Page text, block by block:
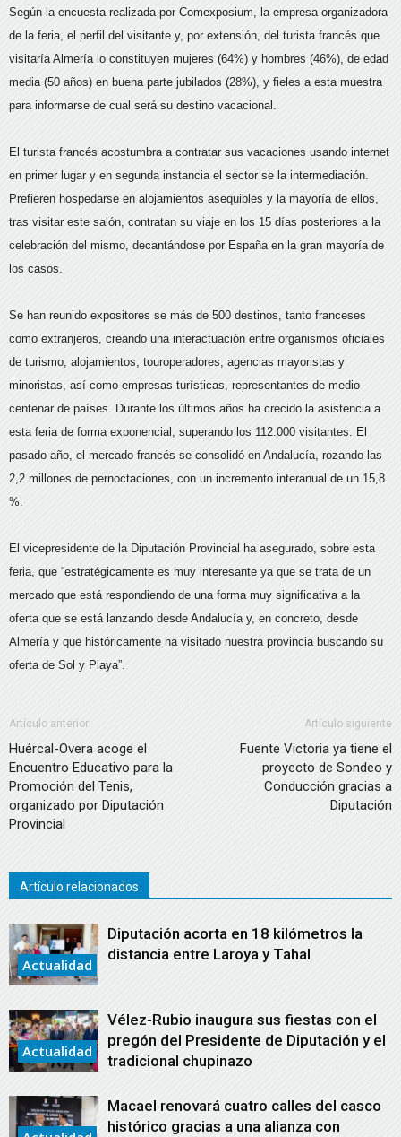
Según la encuesta realizada por Comexposium, la empresa organizadora
de la feria, el perfil del visitante y, por extensión, del turista francés que
visitaría Almería lo constituyen mujeres (64%) y hombres (46%), de edad
media (50 años) en buena parte jubilados (28%), y fieles a esta muestra
para informarse de cual será su destino vacacional.
El turista francés acostumbra a contratar sus vacaciones usando internet
en primer lugar y en segunda instancia el sector se la intermediación.
Prefieren hospedarse en alojamientos asequibles y la mayoría de ellos,
tras visitar este salón, contratan su viaje en los 15 días posteriores a la
celebración del mismo, decantándose por España en la gran mayoría de
los casos.
Se han reunido expositores se más de 500 destinos, tanto franceses
como extranjeros, creando una interactuación entre organismos oficiales
de turismo, alojamientos, touroperadores, agencias mayoristas y
minoristas, así como empresas turísticas, representantes de medio
centenar de países. Durante los últimos años ha crecido la asistencia a
esta feria de forma exponencial, superando los 112.000 visitantes. El
pasado año, el mercado francés se consolidó en Andalucía, rozando las
2,2 millones de pernoctaciones, con un incremento interanual de un 15,8
%.
El vicepresidente de la Diputación Provincial ha asegurado, sobre esta
feria, que “estratégicamente es muy interesante ya que se trata de un
mercado que está respondiendo de una forma muy significativa a la
oferta que se está lanzando desde Andalucía y, en concreto, desde
Almería y que históricamente ha visitado nuestra provincia buscando su
oferta de Sol y Playa”.
Artículo anterior
Huércal-Overa acoge el
Encuentro Educativo para la
Promoción del Tenis,
organizado por Diputación
Provincial
Artículo siguiente
Fuente Victoria ya tiene el
proyecto de Sondeo y
Conducción gracias a
Diputación
Artículo relacionados
Actualidad
Diputación acorta en 18 kilómetros la
distancia entre Laroya y Tahal
Actualidad
Vélez-Rubio inaugura sus fiestas con el
pregón del Presidente de Diputación y el
tradicional chupinazo
Macael renovará cuatro calles del casco
histórico gracias a una alianza con